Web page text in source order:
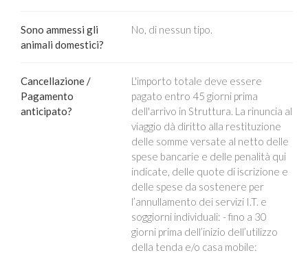
Sono ammessi gli
animali domestici?
No, di nessun tipo.
Cancellazione /
Pagamento
anticipato?
L'importo totale deve essere
pagato entro 45 giorni prima
dell'arrivo in Struttura. La rinuncia al
viaggio dà diritto alla restituzione
delle somme versate al netto delle
spese bancarie e delle penalità qui
indicate, delle quote di iscrizione e
delle spese da sostenere per
l’annullamento dei servizi I.T. e
soggiorni individuali: - fino a 30
giorni prima dell’inizio dell’utilizzo
della tenda e/o casa mobile: